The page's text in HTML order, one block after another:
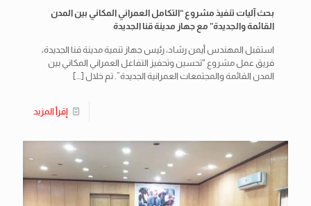
بحث آليات تنفيذ مشروع “التكامل العمراني المكاني بين المدن
القائمة والجديدة” مع جهاز مدينة قنا الجديدة
استقبل المهندس أيمن رشاد، رئيس جهاز تنمية مدينة قنا الجديدة،
فريق عمل مشروع “تحسين وتحفيز التفاعل العمراني المكاني بين
المدن القائمة والمجتمعات العمرانية الجديدة”. تم خلال […]
إقرأ المزيد